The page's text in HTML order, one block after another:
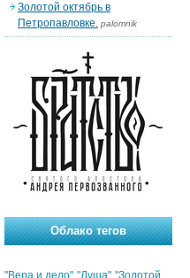
Золотой октябрь в
Петропавловке. palomnik
Облако тегов
"Вера и дело" "Душа" "Золотой